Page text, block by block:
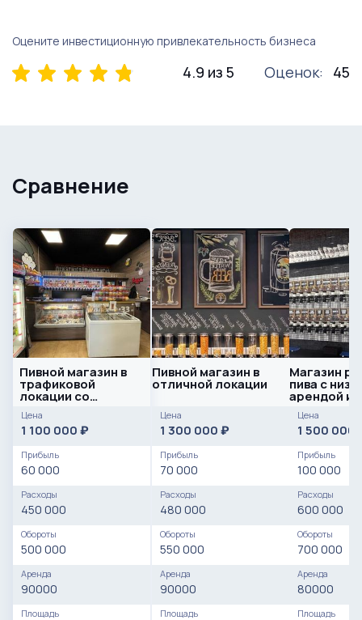
Оцените инвестиционную привлекательность бизнеса
4.9 из 5 Оценок: 45
Сравнение
Пивной магазин в
трафиковой
локации со
стабильной
прибылью
Цена
1 100 000 ₽
Прибыль
60 000
Расходы
450 000
Обороты
500 000
Аренда
90000
Площадь
Пивной магазин в
отличной локации
Цена
1 300 000 ₽
Прибыль
70 000
Расходы
480 000
Обороты
550 000
Аренда
90000
Площадь
Магазин
пива с
арендой и
клиентами
Цена
1 500 000
Прибыль
100 000
Расходы
600 000
Обороты
700 000
Аренда
80000
Площадь